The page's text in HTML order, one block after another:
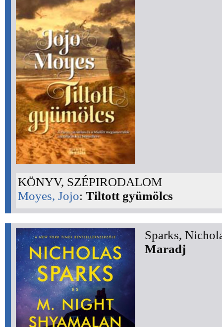
KÖNYV, SZÉPIRODALOM
Moyes, Jojo: Tiltott gyümölcs
Sparks,
Maradj